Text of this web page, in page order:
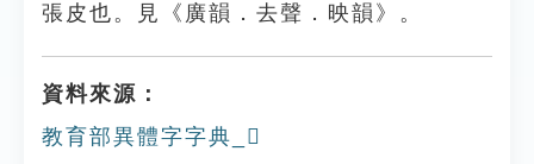
張皮也。見《廣韻．去聲．映韻》。
資料來源：
教育部異體字字典_𩏠